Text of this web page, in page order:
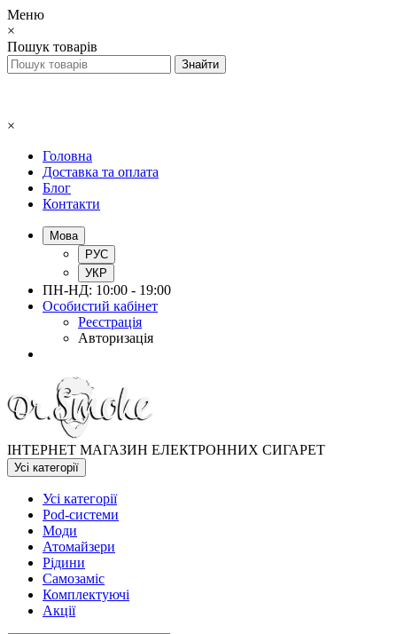
Меню
×
Пошук товарів
×
Головна
Доставка та оплата
Блог
Контакти
Мова
РУС
УКР
ПН-НД: 10:00 - 19:00
Особистий кабінет
Реєстрація
Авторизація
ІНТЕРНЕТ МАГАЗИН ЕЛЕКТРОННИХ СИГАРЕТ
Усі категорії
Усі категорії
Pod-системи
Моди
Атомайзери
Рідини
Самозаміс
Комплектуючі
Акції